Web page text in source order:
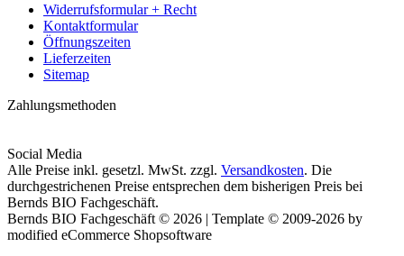
Widerrufsformular + Recht
Kontaktformular
Öffnungszeiten
Lieferzeiten
Sitemap
Zahlungsmethoden
Social Media
Alle Preise inkl. gesetzl. MwSt. zzgl. Versandkosten. Die
durchgestrichenen Preise entsprechen dem bisherigen Preis bei
Bernds BIO Fachgeschäft.
Bernds BIO Fachgeschäft © 2026 | Template © 2009-2026 by
modified eCommerce Shopsoftware